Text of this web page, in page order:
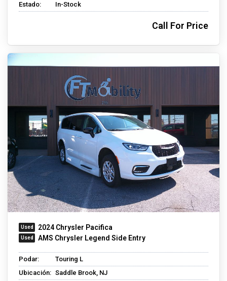
Estado:
In-Stock
Call For Price
2024 Chrysler Pacifica
AMS Chrysler Legend Side Entry
Podar:
Touring L
Ubicación: Saddle Brook, NJ